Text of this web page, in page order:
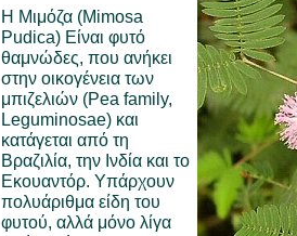
Η Μιμόζα (Mimosa
Pudica) Είναι φυτό
θαμνώδες, που ανήκει
στην οικογένεια των
μπιζελιών (Pea family,
Leguminosae) και
κατάγεται από τη
Βραζιλία, την Ινδία και το
Εκουαντόρ. Υπάρχουν
πολυάριθμα είδη του
φυτού, αλλά μόνο λίγα